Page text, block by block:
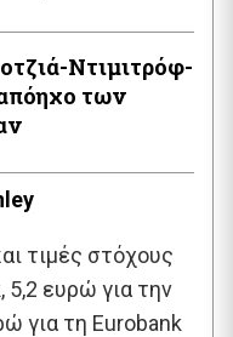
Ντιμιτρόφ-
τιμές στόχους
5,2 ευρώ για την
για τη Eurobank